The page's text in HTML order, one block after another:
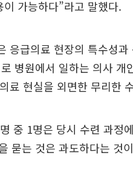
가능하다”라고 말했다.
응급의료 현장의 특수성
병원에서 일하는 의사
료 현실을 외면한 무리한
중 1명은 당시 수련 과정
묻는 것은 과도하다는 것